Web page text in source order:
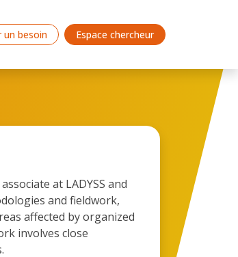
un besoin Espace chercheur
at LADYSS and
and fieldwork,
affected by organized
involves close